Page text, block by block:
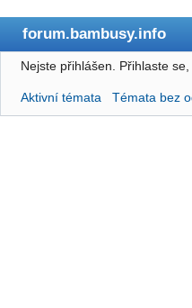
forum.bambusy.info
bambusy.info
Obsah
Nejste přihlášen. Přihlaste
Aktivní témata Témata bez